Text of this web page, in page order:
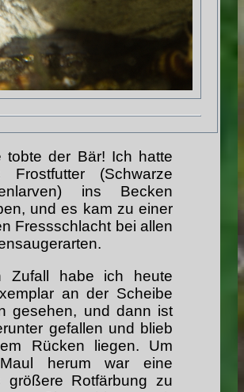
tobte der Bär! Ich hatte
Frostfutter (Schwarze
ins Becken
und es kam zu einer
Fressschlacht bei allen
Zufall habe ich heute
an der Scheibe
gesehen, und dann ist
gefallen und blieb
Rücken liegen. Um
herum war eine
größere Rotfärbung zu